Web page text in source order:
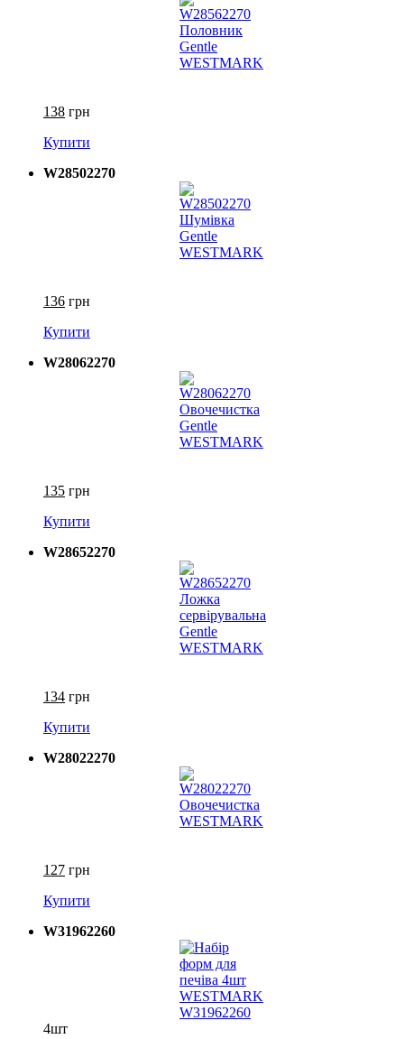
138 грн
Купити
W28502270
136 грн
Купити
W28062270
135 грн
Купити
W28652270
134 грн
Купити
W28022270
127 грн
Купити
W31962260
4шт